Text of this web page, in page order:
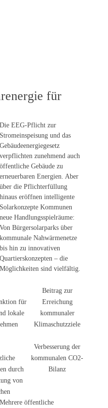
für
Die EEG-Pflicht zur
Stromeinspeisung und das
Gebäudeenergiegesetz
verpflichten zunehmend auch
öffentliche Gebäude zu
erneuerbaren Energien. Aber
über die Pflichterfüllung
hinaus eröffnen intelligente
Solarkonzepte Kommunen
neue Handlungsspielräume:
Von Bürgersolarparks über
kommunale Nahwärmenetze
bis hin zu innovativen
Quartierskonzepten – die
Möglichkeiten sind vielfältig.
für
lokale
durch
von
Beitrag zur
Erreichung
kommunaler
Klimaschutzziele
Verbesserung der
kommunalen CO2-
Bilanz
Mehrere öffentliche